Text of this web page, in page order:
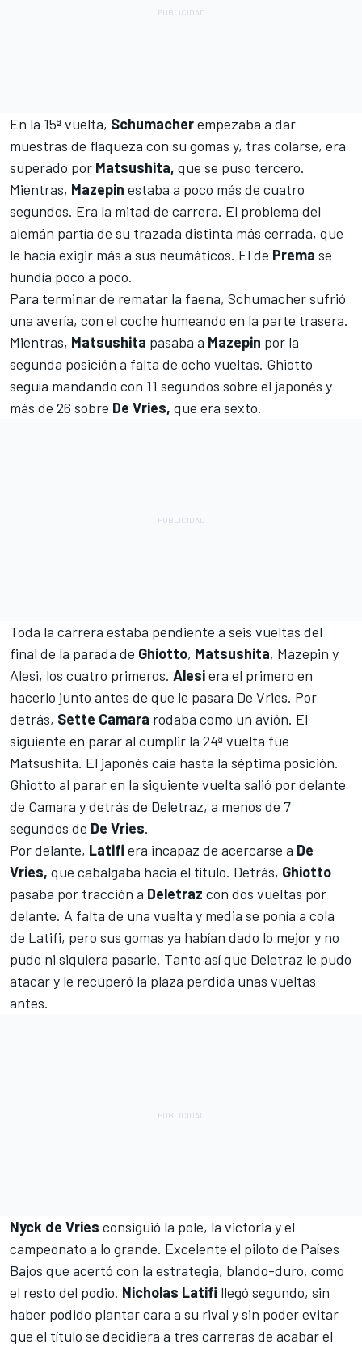
En la 15ª vuelta, Schumacherempezaba a dar
muestras de flaqueza con su gomas y, tras colarse, era
superado por Matsushita, que se puso tercero.
Mientras, Mazepin estaba a poco más de cuatro
segundos. Era la mitad de carrera. El problema del
alemán partía de su trazada distinta más cerrada, que
le hacía exigir más a sus neumáticos. El de Prema se
hundía poco a poco.
Para terminar de rematar la faena, Schumacher sufrió
una avería, con el coche humeando en la parte trasera.
Mientras, Matsushita pasaba a Mazepin por la
segunda posición a falta de ocho vueltas. Ghiotto
seguía mandando con 11 segundos sobre el japonés y
más de 26 sobre De Vries, que era sexto.
Toda la carrera estaba pendiente a seis vueltas del
final de la parada de Ghiotto, Matsushita, Mazepin y
Alesi, los cuatro primeros. Alesiera el primero en
hacerlo junto antes de que le pasara De Vries. Por
detrás, Sette Camara rodaba como un avión. El
siguiente en parar al cumplir la 24ª vuelta fue
Matsushita. El japonés caía hasta la séptima posición.
Ghiotto al parar en la siguiente vuelta salió por delante
de Camara y detrás de Deletraz, a menos de 7
segundos de De Vries.
Por delante, Latifi era incapaz de acercarse a De
Vries, que cabalgaba hacia el título. Detrás, Ghiotto
pasaba por tracción a Deletraz con dos vueltas por
delante. A falta de una vuelta y media se ponía a cola
de Latifi, pero sus gomas ya habían dado lo mejor y no
pudo ni siquiera pasarle. Tanto así que Deletraz le pudo
atacar y le recuperó la plaza perdida unas vueltas
antes.
Nyck de Vries consiguió la pole, la victoria y el
campeonato a lo grande. Excelente el piloto de Países
Bajos que acertó con la estrategia, blando-duro, como
el resto del podio. Nicholas Latifi llegó segundo, sin
haber podido plantar cara a su rival y sin poder evitar
que el título se decidiera a tres carreras de acabar el